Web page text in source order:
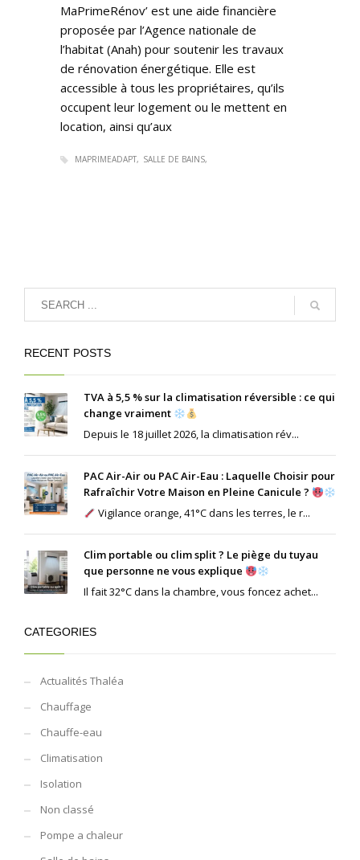
MaPrimeRénov’ est une aide financière
proposée par l’Agence nationale de
l’habitat (Anah) pour soutenir les travaux
de rénovation énergétique. Elle est
accessible à tous les propriétaires, qu’ils
occupent leur logement ou le mettent en
location, ainsi qu’aux
MAPRIMEADAPT SALLE DE BAINS
RECENT POSTS
TVA à 5,5 % sur la climatisation réversible : ce qui
change vraiment
Depuis le 18 juillet 2026, la climatisation rév...
PAC Air-Air ou PAC Air-Eau : Laquelle Choisir pour
Rafraîchir Votre Maison en Pleine Canicule ?
Vigilance orange, 41°C dans les terres, le r...
Clim portable ou clim split ? Le piège du tuyau
que personne ne vous explique
Il fait 32°C dans la chambre, vous foncez achet...
CATEGORIES
Actualités Thaléa
Chauffage
Chauffe-eau
Climatisation
Isolation
Non classé
Pompe a chaleur